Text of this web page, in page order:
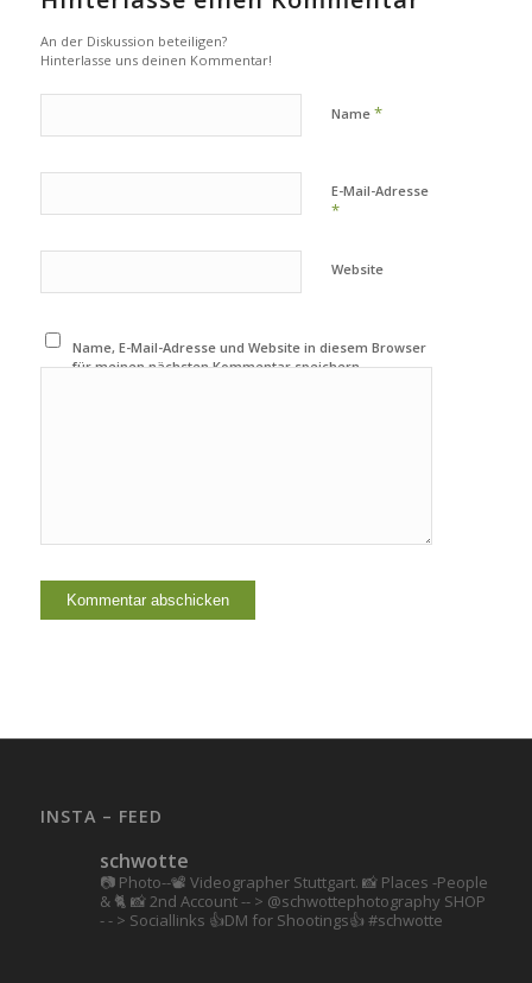
An der Diskussion beteiligen?
Hinterlasse uns deinen Kommentar!
Name *
E-Mail-Adresse
*
Website
Name, E-Mail-Adresse und Website in diesem Browser
für meinen nächsten Kommentar speichern.
INSTA – FEED
schwotte
📷 Photo--📽️ Videographer Stuttgart. 📸 Places -People
& 🐈 📸 2nd Account-- > @schwottephotography SHOP
- - > Sociallinks 👍DM for Shootings👍 #schwotte